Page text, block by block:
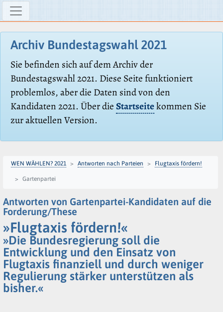
Archiv Bundestagswahl 2021
Sie befinden sich auf dem Archiv der
Bundestagswahl 2021. Diese Seite funktioniert
problemlos, aber die Daten sind von den
Kandidaten 2021. Über dieStartseitekommen Sie
zur aktuellen Version.
WEN WÄHLEN? 2021 Antworten nach Parteien Flugtaxis fördern!
Gartenpartei
Antworten von Gartenpartei-Kandidaten auf die
Forderung/These
»Flugtaxis fördern!«
»Die Bundesregierung soll die
Entwicklung und den Einsatz von
Flugtaxis finanziell und durch weniger
Regulierung stärker unterstützen als
bisher.«